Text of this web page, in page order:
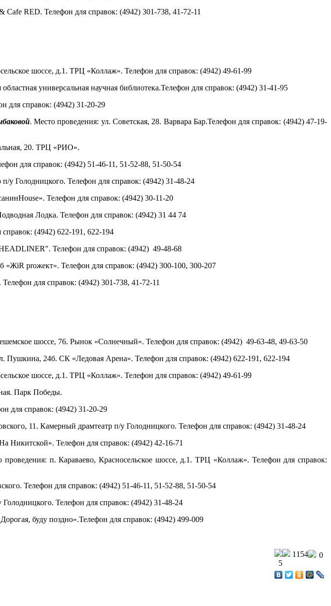
Cafe RED. Телефон для справок: (4942) 301-738, 41-72-11
шоссе, д.1. ТРЦ «Коллаж». Телефон для справок: (4942) 49-61-99
универсальная научная библиотека.Телефон для справок: (4942) 31-41-95
для справок: (4942) 31-20-29
. Место проведения: ул. Советская, 28. Варвара Бар.Телефон для справок: (4942)47-19-
20. ТРЦ «РИО».
для справок: (4942) 51-46-11, 51-52-88, 51-50-54
у Голодницкого. Телефон для справок: (4942) 31-48-24
Телефон для справок: (4942) 30-11-20
Лодка. Телефон для справок: (4942) 31 44 74
справок: (4942) 622-191, 622-194
Телефон для справок: (4942) 49-48-68
«ЖiR proжект». Телефон для справок: (4942) 300-100, 300-207
Телефон для справок: (4942) 301-738, 41-72-11
шоссе, 76. Рынок «Солнечный». Телефон для справок: (4942) 49-63-48, 49-63-50
Пушкина, 24б. СК «Ледовая Арена». Телефон для справок: (4942) 622-191, 622-194
шоссе, д.1. ТРЦ «Коллаж». Телефон для справок: (4942) 49-61-99
Парк Победы.
для справок: (4942) 31-20-29
11. Камерный драмтеатр п/у Голодницкого. Телефон для справок: (4942) 31-48-24
Никитской». Телефон для справок: (4942) 42-16-71
проведения: п. Караваево, Красносельское шоссе, д.1. ТРЦ «Коллаж». Телефон для справок:
Телефон для справок: (4942) 51-46-11, 51-52-88, 51-50-54
Телефон для справок: (4942) 31-48-24
Дорогая, буду поздно».Телефон для справок: (4942) 499-009
0
1154
5